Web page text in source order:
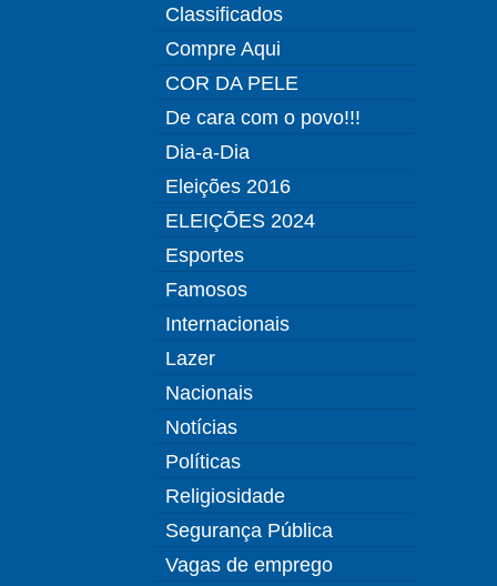
Classificados
Compre Aqui
COR DA PELE
De cara com o povo!!!
Dia-a-Dia
Eleições 2016
ELEIÇÕES 2024
Esportes
Famosos
Internacionais
Lazer
Nacionais
Notícias
Políticas
Religiosidade
Segurança Pública
Vagas de emprego